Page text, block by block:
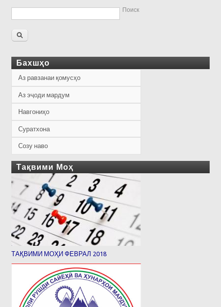
Поиск
Бахшҳо
Аз равзанаи қомусҳо
Аз эҷоди мардум
Навгониҳо
Суратхона
Созу наво
Тақвими Моҳ
ТАҚВИМИ МОҲИ ФЕВРАЛ 2018